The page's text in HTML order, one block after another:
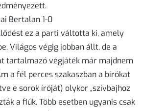
Bertalan 1-0
ez a parti váltotta ki, amely
Világos végig jobban állt, de a
tartalmazó végjáték már majdnem
a fél perces szakaszban a bírókat
e sorok íróját) olykor „szívbajhoz
a fiúk. Több esetben ugyanis csak